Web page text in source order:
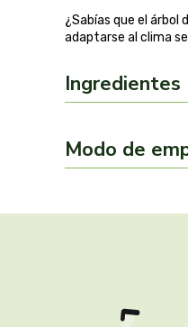
¿Sabías que el árbol
adaptarse al clima
Ingredientes
Modo de